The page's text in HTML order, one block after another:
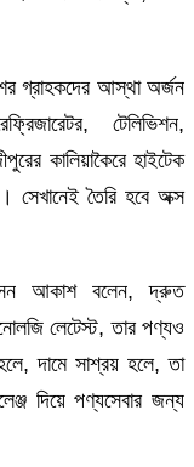
গ্রাহকদের আস্থা অর্জন
টেলিভিশন,
কালিয়াকৈরে হাইটেক
সেখানেই তৈরি হবে অক্স
আকাশ বলেন, দ্রুত
লেটেস্ট, তার পণ্যও
দামে সাশ্রয় হলে, তা
দিয়ে পণ্যসেবার জন্য